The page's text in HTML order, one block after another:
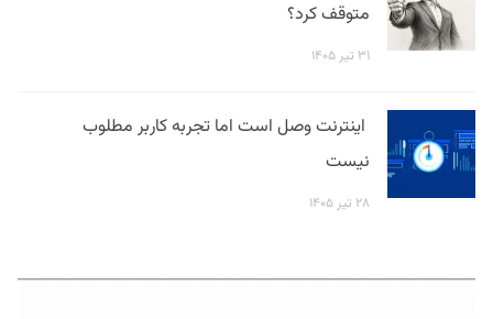
متوقف کرد؟
۳۱ تیر ۱۴۰۵
اینترنت وصل است اما تجربه کاربر مطلوب
نیست
۲۸ تیر ۱۴۰۵